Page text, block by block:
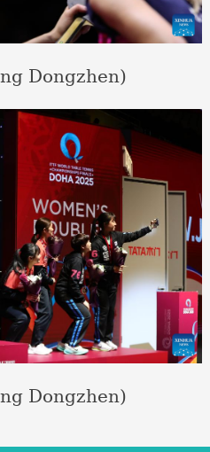
Dongzhen)
Dongzhen)